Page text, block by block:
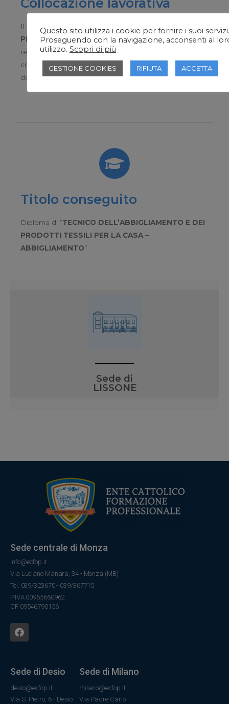
Collocazione lavorativa
Il
TECNICO DELL’ABBIGLIAMENTO E DEI
PRODOTTI TESSILI PER LA CASAtrova impiego in
realtà sartoriali artigianali/industriali per lo sviluppo e la
crescita del Made in Italy e in grandi brand e imprese
del settore.
Titolo conseguito
Diploma di “TECNICO DELL’ABBIGLIAMENTO E DEI
PRODOTTI TESSILI PER LA CASA –
ABBIGLIAMENTO”.
Sede di
LISSONE
Sede centrale di Monza
info@ecfop.it
Via Luciano Manara, 34 - Monza (MB)
Tel. 039/323670 - 039/367715
P.IVA 00965660962
CF 09546790156
Sede di Desio
desio@ecfop.it
Via S. Pietro, 6 - Desio
Sede di Milano
milano@ecfop.it
Via Padre Carlo
Questo sito utilizza i cookie per fornire i suoi servizi.
Proseguendo con la navigazione, acconsenti al
utilizzo. Scopri di più
GESTIONE COOKIES RIFIUTA ACCETTA